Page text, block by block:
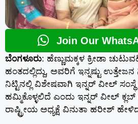
Join Our
ಬೆಂಗಳೂರು: ಹೆಣ್ಣುಮಕ್ಕಳ ಕ್ರೀಡಾ
ಹಂತದಲ್ಲಿದ್ದು, ಅವರಿಗೆ ಇನ್ನಷ್ಟು
ನಿಟ್ಟಿನಲ್ಲಿ ವಿಶೇಷವಾಗಿ ಇನ್ನರ್ ವೀಲ್
ಹಮ್ಮಿಕೊಳ್ಳಲಿದೆ ಎಂದು ಇನ್ನರ್ ವೀಲ್
ರಾಷ್ಟ್ರೀಯ ಅಧ್ಯಕ್ಷೆ ವಿನುತಾ ಹರೀಶ್